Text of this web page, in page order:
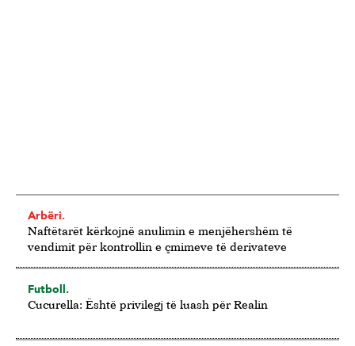
Arbëri.
Naftëtarët kërkojnë anulimin e menjëhershëm të
vendimit për kontrollin e çmimeve të derivateve
Futboll.
Cucurella: Është privilegj të luash për Realin